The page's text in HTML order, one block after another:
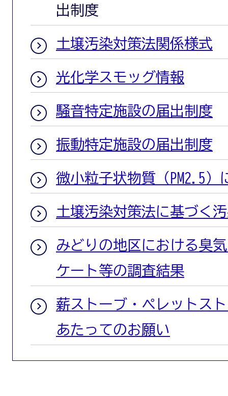
出制度
土壌汚染対策法関係様式
光化学スモッグ情報
騒音特定施設の届出制度
振動特定施設の届出制度
微小粒子状物質（PM2.5）
土壌汚染対策法に基づく
みどりの地区における臭
ケート等の調査結果
薪ストーブ・ペレットス
あたってのお願い